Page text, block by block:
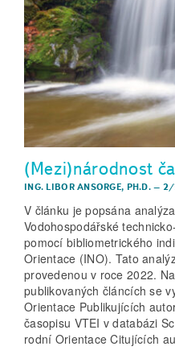
(Mezi)národnost
ING. LIBOR ANSORGE, PH.D. – 2/
V článku je popsána
Vodohospodářské
pomocí bibliometrického
Orientace (INO). Tato
provedenou v roce 2022.
publikovaných článcích se
Orientace Publikujících
časopisu VTEI v databázi
rodní Orientace Citujících